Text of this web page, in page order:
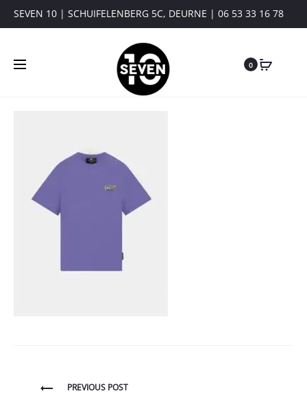
SEVEN 10 | SCHUIFELENBERG 5C, DEURNE | 06 53 33 16 78
0
BerichtPREVIOUS POST